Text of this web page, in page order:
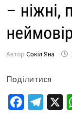
– ніжні,
Автор Сокіл Яна
Поділитися
Fa Te X